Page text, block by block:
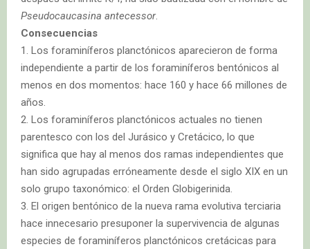
Pseudocaucasina antecessor.
Consecuencias
1. Los foraminíferos planctónicos aparecieron de forma
independiente a partir de los foraminíferos bentónicos al
menos en dos momentos: hace 160 y hace 66 millones de
años.
2. Los foraminíferos planctónicos actuales no tienen
parentesco con los del Jurásico y Cretácico, lo que
significa que hay al menos dos ramas independientes que
han sido agrupadas erróneamente desde el siglo XIX en un
solo grupo taxonómico: el Orden Globigerinida.
3. El origen bentónico de la nueva rama evolutiva terciaria
hace innecesario presuponer la supervivencia de algunas
especies de foraminíferos planctónicos cretácicas para